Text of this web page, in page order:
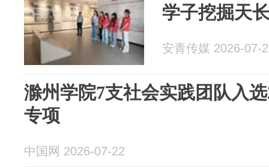
学子挖掘天
安青传媒 2026-07-
滁州学院7支社会实践团队入
专项
中国网 2026-07-22